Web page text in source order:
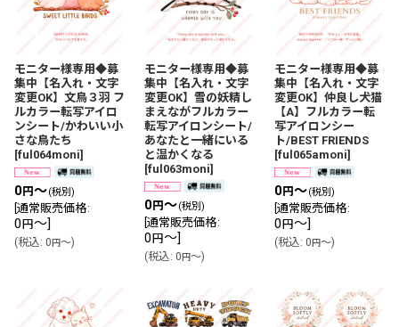
絞り込む
モニター様専用◆募
集中【名入れ・文字
変更OK】文鳥３羽 フ
ルカラー転写アイロ
ンシート/かわいい小
さな鳥たち
[ful064moni]
0円～(税別)
通常販売価格:
0 円～]
(税込: 0 円～)
モニター様専用◆募
集中【名入れ・文字
変更OK】雪の妖精し
まえながフルカラー
転写アイロンシート/
あなたと一緒にいる
と温かくなる
[ful063moni]
0円～(税別)
通常販売価格:
0 円～]
(税込: 0 円～)
モニター様専用◆募
集中【名入れ・文字
変更OK】仲良し犬猫
【A】フルカラー転
写アイロンシー
ト/BEST FRIENDS
[ful065amoni]
0円～(税別)
通常販売価格:
0 円～]
(税込: 0 円～)